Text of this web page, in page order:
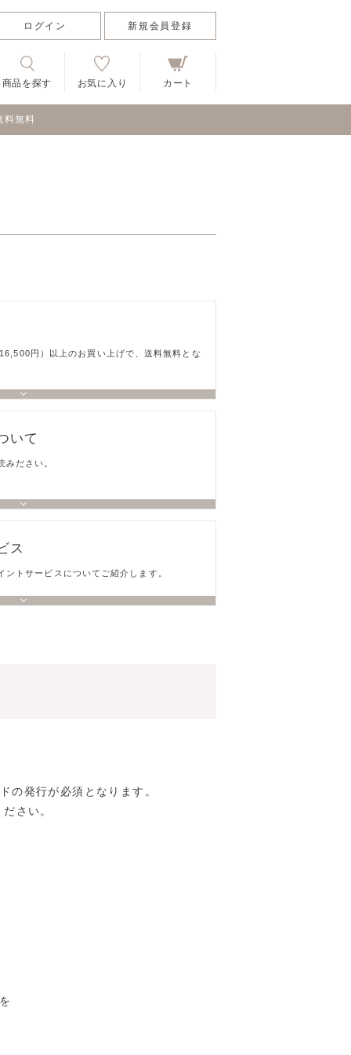
ログイン 新規会員登録
商品を探す お気に入り カート
料無料
円）以上のお買い上げで、送料無料とな
いて
みださい。
ス
ントサービスについてご紹介します。
の発行が必須となります。
さい。